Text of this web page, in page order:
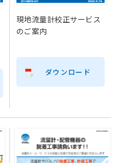
現地流量計校正サービス
のご案内
ダウンロード